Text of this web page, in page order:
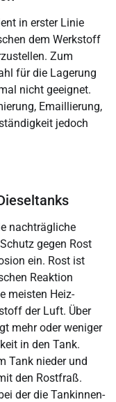
in erster Linie
dem Werk­stoff
Zum
für die Lagerung
nicht geeignet.
Emaillierung,
jedoch
nach­trägliche
gegen Rost
ein. Rost ist
Reaktion
meisten Heiz­
der Luft. Über
mehr oder weniger
in den Tank.
Tank nieder und
den Rost­fraß.
der die Tankinnen­